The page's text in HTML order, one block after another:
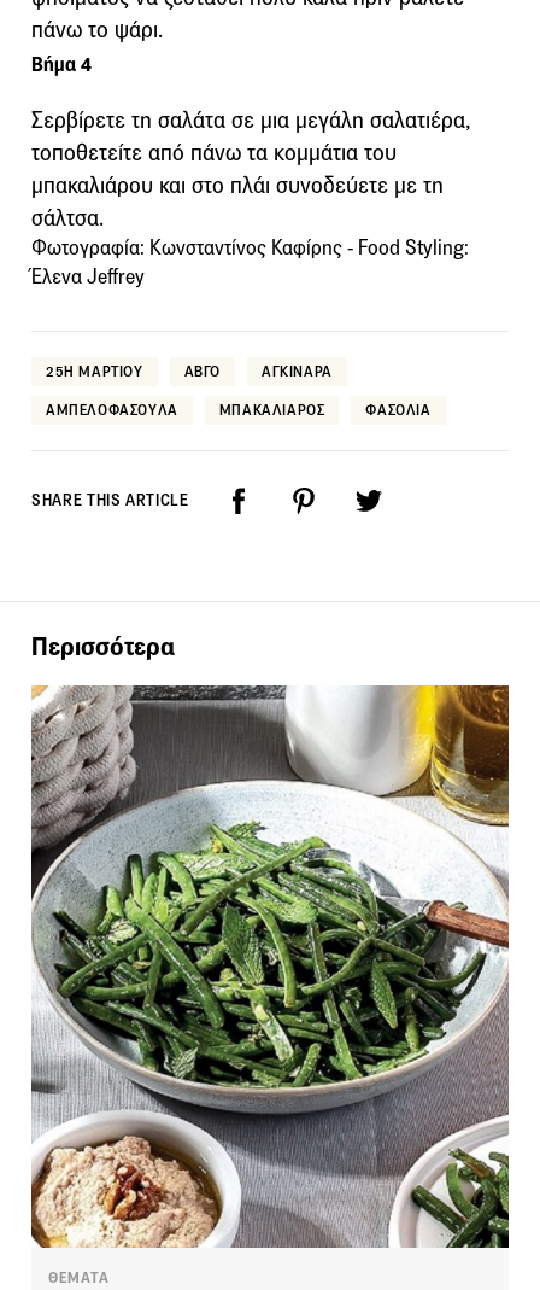
πάνω το ψάρι.
Βήμα 4
Σερβίρετε τη σαλάτα σε μια μεγάλη σαλατιέρα,
τοποθετείτε από πάνω τα κομμάτια του
μπακαλιάρου και στο πλάι συνοδεύετε με τη
σάλτσα.
Φωτογραφία: Κωνσταντίνος Καφίρης - Food Styling:
Έλενα Jeffrey
25Η ΜΑΡΤΙΟΥ ΑΒΓΟ ΑΓΚΙΝΑΡΑ
ΑΜΠΕΛΟΦΑΣΟΥΛΑ ΜΠΑΚΑΛΙΑΡΟΣ ΦΑΣΟΛΙΑ
SHARE THIS ARTICLE
Περισσότερα
ΘΕΜΑΤΑ